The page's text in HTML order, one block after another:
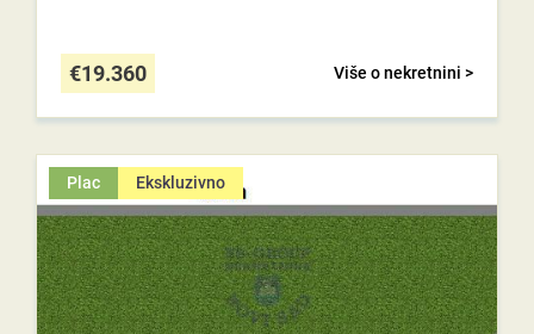
Više o nekretnini >
€19.360
Plac Ekskluzivno